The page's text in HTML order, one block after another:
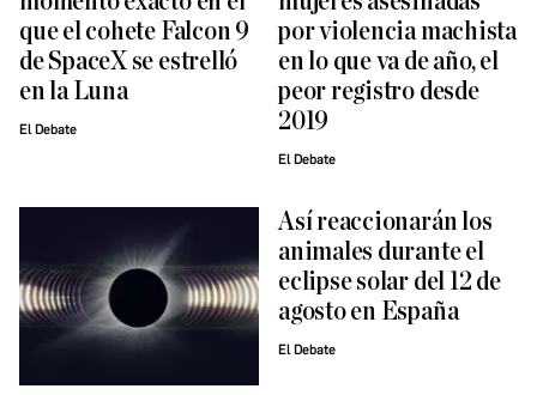
que el cohete Falcon 9
de SpaceX se estrelló
en la Luna
El Debate
por violencia machista
en lo que va de año, el
peor registro desde
2019
El Debate
Así reaccionarán los
animales durante el
eclipse solar del 12 de
agosto en España
El Debate